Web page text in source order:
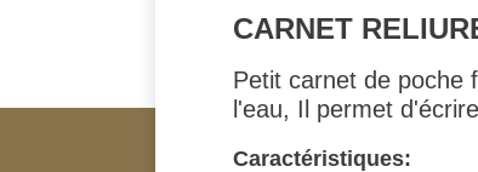
CARNET
Petit carnet de poche
l'eau, Il permet
Caractéristiques: